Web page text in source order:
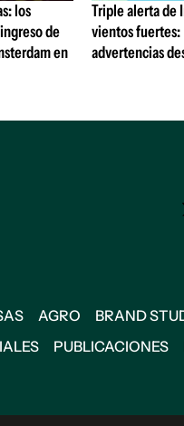
los
de
en
Triple alerta de
vientos fuertes:
advertencias
AGRO BRAND
PUBLICACIONES